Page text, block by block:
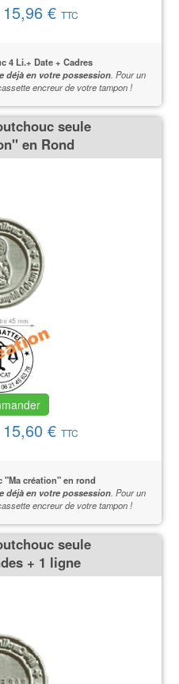
15,96 € TTC
4 Li.+ Date + Cadres
déjà en votre possession. Pour un
encreur de votre tampon !
seule
en Rond
15,60 € TTC
"Ma création" en rond
déjà en votre possession. Pour un
encreur de votre tampon !
seule
+ 1 ligne